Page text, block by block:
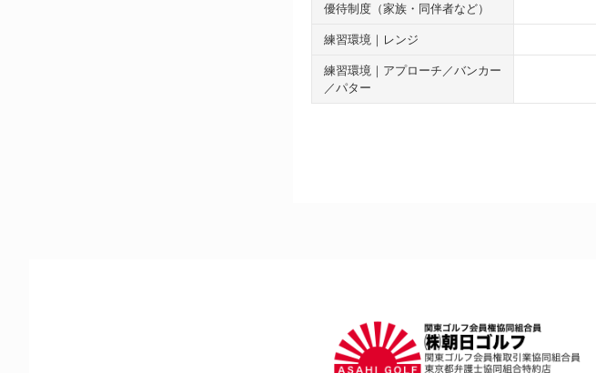
優待制度（家族・同伴者など）
練習環境｜レンジ
練習環境｜アプローチ／バンカー
／パター